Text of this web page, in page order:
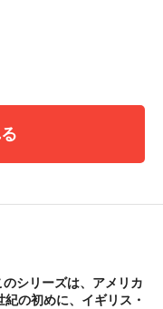
のシリーズは、アメリカ
の初めに、イギリス・